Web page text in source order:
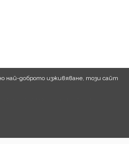
най-доброто изживяване, този сайт